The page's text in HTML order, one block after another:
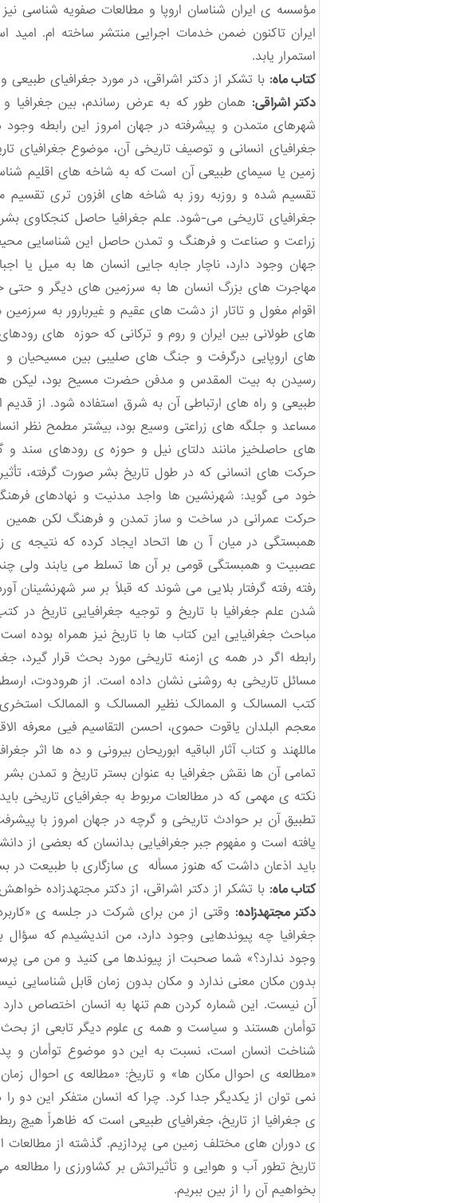
مؤسسه ی ایران شناسان اروپا و مطالعات صفویه شناسی
ایران تاکنون ضمن خدمات اجرایی منتشر ساخته ام. امید
استمرار یابد.
کتاب ماه: با تشکر از دکتر اشراقی، در مورد جغرافیای طبیعی و
دکتر اشراقی: همان طور که به عرض رساندم، بین جغرافیا و
شهرهای متمدن و پیشرفته در جهان امروز این رابطه
جغرافیای انسانی و توصیف تاریخی آن، موضوع
زمین یا سیمای طبیعی آن است که به شاخه های اقلیم
تقسیم شده و روزبه روز به شاخه های افزون تری تقسیم
جغرافیای تاریخی می-شود. علم جغرافیا حاصل کنجکاوی
زراعت و صناعت و فرهنگ و تمدن حاصل این شناسایی
جهان وجود دارد، ناچار جابه جایی انسان ها به میل یا
مهاجرت های بزرگ انسان ها به سرزمین های دیگر و حتی
اقوام مغول و تاتار از دشت های عقیم و غیربارور به سرزمین
های طولانی بین ایران و روم و ترکانی که حوزه های
های اروپایی درگرفت و جنگ های صلیبی بین مسیحیان و
رسیدن به بیت المقدس و مدفن حضرت مسیح بود، لیکن
طبیعی و راه های ارتباطی آن به شرق استفاده شود. از
مساعد و جلگه های زراعتی وسیع بود، بیشتر مطمح نظر
های حاصلخیز مانند دلتای نیل و حوزه ی رودهای سند
حرکت های انسانی که در طول تاریخ بشر صورت گرفته،
خود می گوید: شهرنشین ها واجد مدنیت و نهادهای
حرکت عمرانی در ساخت و ساز تمدن و فرهنگ لکن همین
همبستگی در میان آ ن ها اتحاد ایجاد کرده که نتیجه
عصبیت و همبستگی قومی بر آن ها تسلط می یابند ولی
رفته رفته گرفتار بلایی می شوند که قبلاً بر سر
شدن علم جغرافیا با تاریخ و توجیه جغرافیایی تاریخ در
مباحث جغرافیایی این کتاب ها با تاریخ نیز همراه
رابطه اگر در همه ی ازمنه تاریخی مورد بحث قرار
مسائل تاریخی به روشنی نشان داده است. از هرودوت،
کتب المسالک و الممالک نظیر المسالک و الممالک
معجم البلدان یاقوت حموی، احسن التقاسیم فیی معرفه
ماللهند و کتاب آثار الباقیه ابوریحان بیرونی و ده ها اثر
تمامی آن ها نقش جغرافیا به عنوان بستر تاریخ و تمدن بشر
نکته ی مهمی که در مطالعات مربوط به جغرافیای تاریخی
تطبیق آن بر حوادث تاریخی و گرچه در جهان امروز با
یافته است و مفهوم جبر جغرافیایی بدانسان که بعضی از
باید اذعان داشت که هنوز مسأله ی سازگاری با طبیعت در
کتاب ماه: با تشکر از دکتر اشراقی، از دکتر مجتهدزاده
دکتر مجتهدزاده: وقتی از من برای شرکت در جلسه ی
جغرافیا چه پیوندهایی وجود دارد، من اندیشیدم که
وجود ندارد؟» شما صحبت از پیوندها می کنید و من می
بدون مکان معنی ندارد و مکان بدون زمان قابل
آن نیست. این شماره کردن هم تنها به انسان اختصاص
توأمان هستند و سیاست و همه ی علوم دیگر تابعی از
شناخت انسان است، نسبت به این دو موضوع توأمان و
«مطالعه ی احوال مکان ها» و تاریخ: «مطالعه ی احوال
نمی توان از یکدیگر جدا کرد. چرا که انسان متفکر این
ی جغرافیا از تاریخ، جغرافیای طبیعی است که ظاهراً هیچ
ی دوران های مختلف زمین می پردازیم. گذشته از مطالعات
تاریخ تطور آب و هوایی و تأثیراتش بر کشاورزی را
بخواهیم آن را از بین ببریم.